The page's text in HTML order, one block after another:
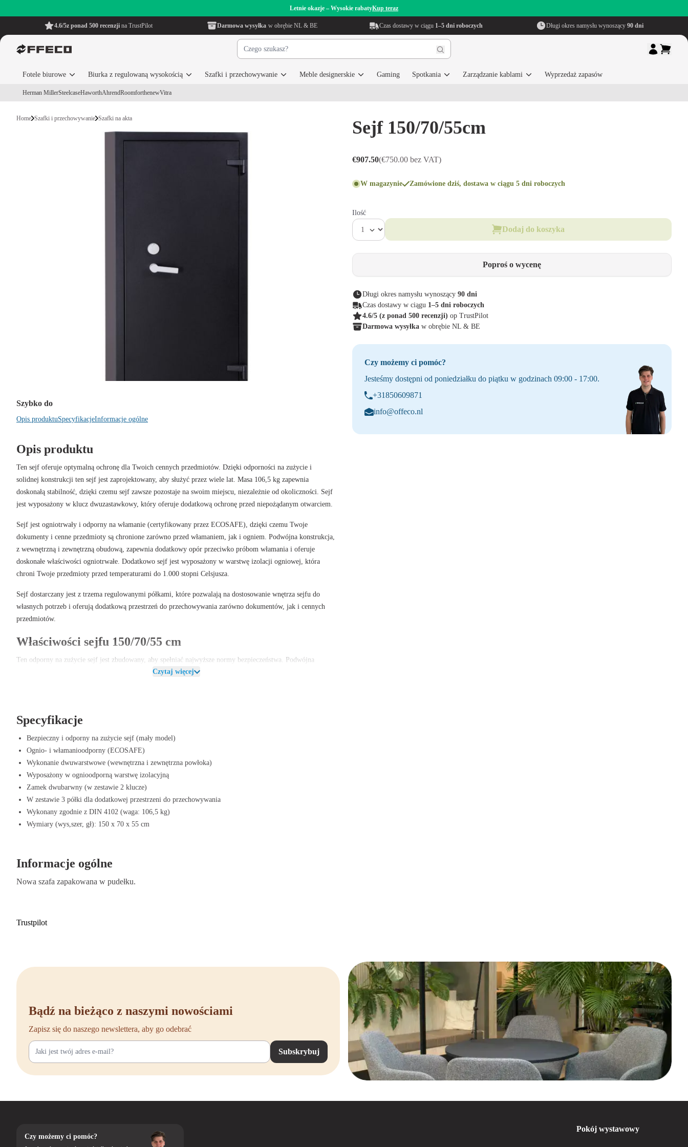
Letnie okazje – Wysokie rabatyKup teraz
4.6/5z ponad 500 recenzji na TrustPilot Darmowa wysyłka w obrębie NL & BE Czas dostawy w ciągu 1–5 dni roboczych Długi okres namysłu wynoszący 90 dni
Fotele biurowe Biurka z regulowaną wysokością Szafki i przechowywanie Meble designerskie Gaming Spotkania Zarządzanie kablami Wyprzedaż zapasów
Herman MillerSteelcaseHaworthAhrendRoomforthenewVitra
Home Szafki i przechowywanie Szafki na akta Sejf 150/70/55cm
€907.50(€750.00 bez VAT)
W magazynie Zamówione dziś, dostawa w ciągu 5 dni roboczych
Ilość
Dodaj do koszyka
Poproś o wycenę
Długi okres namysłu wynoszący 90 dni
Czas dostawy w ciągu 1–5 dni roboczych
4.6/5 (z ponad 500 recenzji) op TrustPilot
Darmowa wysyłka w obrębie NL & BE
Czy możemy ci pomóc?
Jesteśmy dostępni od poniedziałku do piątku w godzinach 09:00 - 17:00.
+31850609871
info@offeco.nl
Szybko do
Opis produktuSpecyfikacjeInformacje ogólne
Opis produktu
Ten sejf oferuje optymalną ochronę dla Twoich cennych przedmiotów. Dzięki odporności na zużycie i
solidnej konstrukcji ten sejf jest zaprojektowany, aby służyć przez wiele lat. Masa 106,5 kg zapewnia
doskonałą stabilność, dzięki czemu sejf zawsze pozostaje na swoim miejscu, niezależnie od okoliczności. Sejf
jest wyposażony w klucz dwuzastawkowy, który oferuje dodatkową ochronę przed niepożądanym otwarciem.
Sejf jest ogniotrwały i odporny na włamanie (certyfikowany przez ECOSAFE), dzięki czemu Twoje
dokumenty i cenne przedmioty są chronione zarówno przed włamaniem, jak i ogniem. Podwójna konstrukcja,
z wewnętrzną i zewnętrzną obudową, zapewnia dodatkowy opór przeciwko próbom włamania i oferuje
doskonałe właściwości ogniotrwałe. Dodatkowo sejf jest wyposażony w warstwę izolacji ogniowej, która
chroni Twoje przedmioty przed temperaturami do 1.000 stopni Celsjusza.
Sejf dostarczany jest z trzema regulowanymi półkami, które pozwalają na dostosowanie wnętrza sejfu do
własnych potrzeb i oferują dodatkową przestrzeń do przechowywania zarówno dokumentów, jak i cennych
przedmiotów.
Właściwości sejfu 150/70/55 cm
Ten odporny na zużycie sejf jest zbudowany, aby spełniać najwyższe normy bezpieczeństwa. Podwójna
zapewnia optymalną odporność na włamanie, podczas gdy
Zalety sejfu 150/70/55 cm
Odporność na zużycie i solidność – Trwały i odporny na upływ czasu.
Doskonała stabilność – Dzięki masie 106,5 kg sejf pozostaje stabilny w swoim miejscu.
Ogniotrwały i odporny na włamanie – Certyfikowany przez ECOSAFE dla maksymalnej ochrony przed
ogniem i włamaniem.
Podwójna konstrukcja – Wewnętrzna i zewnętrzna obudowa dla dodatkowego bezpieczeństwa i ochrony.
Czytaj więcej
Specyfikacje
Bezpieczny i odporny na zużycie sejf (mały model)
Ognio- i włamanioodporny (ECOSAFE)
Wykonanie dwuwarstwowe (wewnętrzna i zewnętrzna powłoka)
Wyposażony w ognioodporną warstwę izolacyjną
Zamek dwubarwny (w zestawie 2 klucze)
W zestawie 3 półki dla dodatkowej przestrzeni do przechowywania
Wykonany zgodnie z DIN 4102 (waga: 106,5 kg)
Wymiary (wys,szer, gł): 150 x 70 x 55 cm
Informacje ogólne
Nowa szafa zapakowana w pudełku.
Trustpilot
Bądź na bieżąco z naszymi nowościami
Zapisz się do naszego newslettera, aby go odebrać
Subskrybuj
Czy możemy ci pomóc?
Pokój wystawowy